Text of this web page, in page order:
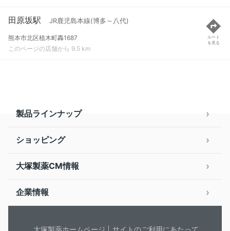
田原坂駅 JR鹿児島本線(博多～八代)
熊本市北区植木町轟1687
このページの店舗から 9.5 km
ルート
を見る
製品ラインナップ
ショッピング
大塚製薬CM情報
企業情報